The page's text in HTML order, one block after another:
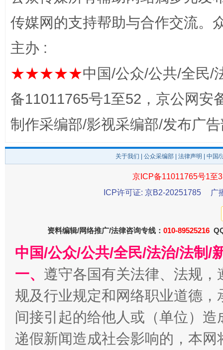
完善运行机制助力责任有效落实 一纸欠
千年窑火 生生不息 一
传媒网的支持帮助与合作交流。
主办 :
★★★★★中国/公众/公共/全民/
备11011765号1至52，京公网安
制作采编部/影视采编部/发布广
关于我们 公众采编部 法律声明 | 中国
京ICP备11011765号1至
ICP许可证: 京B2-20251785
广
资料编辑/网络推广/法律咨询专线： 010-89525216
中国/公众/公共/全民/法治/法制/
一、 遵守各国有关法律、法规
规及行业规定和网络职业道德
间接引起的给他人或（单位）
递假新闻造成社会影响的，本